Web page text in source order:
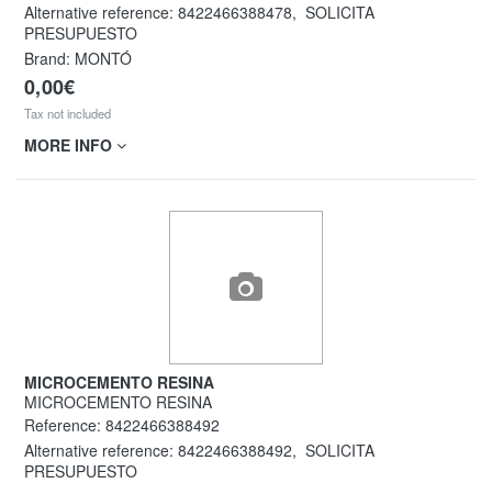
Alternative reference: 8422466388478, SOLICITA
PRESUPUESTO
Brand: MONTÓ
0,00€
Tax not included
MORE INFO
MICROCEMENTO RESINA
MICROCEMENTO RESINA
Reference: 8422466388492
Alternative reference: 8422466388492, SOLICITA
PRESUPUESTO